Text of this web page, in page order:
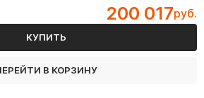
200 017руб.
КУПИТЬ
В КОРЗИНУ